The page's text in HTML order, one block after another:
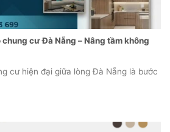
cư Đà Nẵng – Nâng tầm không
cư hiện đại giữa lòng Đà Nẵng là bước